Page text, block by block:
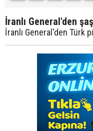
İranlı General'den
İranlı General'den Türk